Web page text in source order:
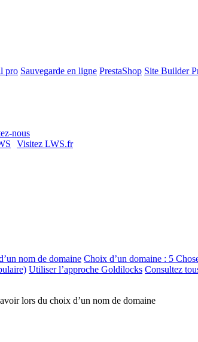
pro Sauvegarde en ligne PrestaShop Site Builder
nous
Visitez LWS.fr
nom de domaine Choix d’un domaine : 5
Utiliser l’approche Goldilocks Consultez
lors du choix d’un nom de domaine